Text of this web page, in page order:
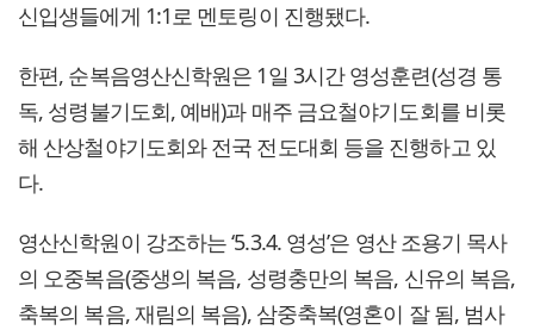
신입생들에게 1:1로 멘토링이 진행됐다.
한편, 순복음영산신학원은 1일 3시간 영성훈련(성경 통
독, 성령불기도회, 예배)과 매주 금요철야기도회를 비롯
해 산상철야기도회와 전국 전도대회 등을 진행하고 있
다.
영산신학원이 강조하는 ‘5.3.4. 영성’은 영산 조용기 목사
의 오중복음(중생의 복음, 성령충만의 복음, 신유의 복음,
축복의 복음, 재림의 복음), 삼중축복(영혼이 잘 됨, 범사